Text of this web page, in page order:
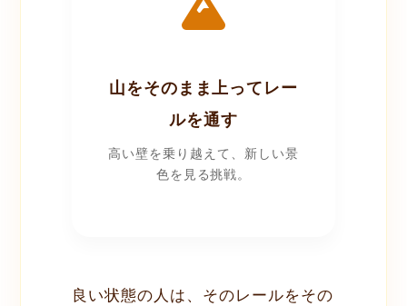
山をそのまま上ってレー
ルを通す
高い壁を乗り越えて、新しい景
色を見る挑戦。
良い状態の人は、そのレールをその